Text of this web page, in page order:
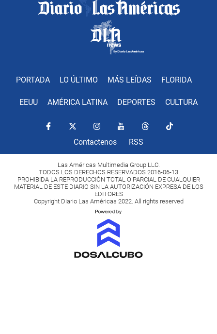
PORTADA LO ÚLTIMO MÁS LEÍDAS FLORIDA
EEUU AMÉRICA LATINA DEPORTES CULTURA
Contactenos RSS
Las Américas Multimedia Group LLC.
TODOS LOS DERECHOS RESERVADOS 2016-06-13
PROHIBIDA LA REPRODUCCIÓN TOTAL O PARCIAL DE CUALQUIER
MATERIAL DE ESTE DIARIO SIN LA AUTORIZACIÓN EXPRESA DE LOS
EDITORES
Copyright Diario Las Américas 2022. All rights reserved